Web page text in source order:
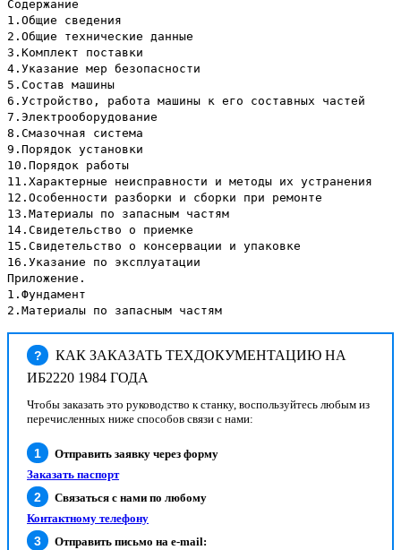
Содержание
1.Общие сведения
2.Общие технические данные
3.Комплект поставки
4.Указание мер безопасности
5.Состав машины
6.Устройство, работа машины к его составных частей
7.Электрооборудование
8.Смазочная система
9.Порядок установки
10.Порядок работы
11.Характерные неисправности и методы их устранения
12.Особенности разборки и сборки при ремонте
13.Материалы по запасным частям
14.Свидетельство о приемке
15.Свидетельство о консервации и упаковке
16.Указание по эксплуатации
Приложение.
1.Фундамент
2.Материалы по запасным частям
?
КАК ЗАКАЗАТЬ ТЕХДОКУМЕНТАЦИЮ НА
ИБ2220 1984 ГОДА
Чтобы заказать это руководство к станку, воспользуйтесь любым из
перечисленных ниже способов связи с нами:
Отправить заявку через форму
Заказать паспорт
Связаться с нами по любому
Контактному телефону
Отправить письмо на e-mail: